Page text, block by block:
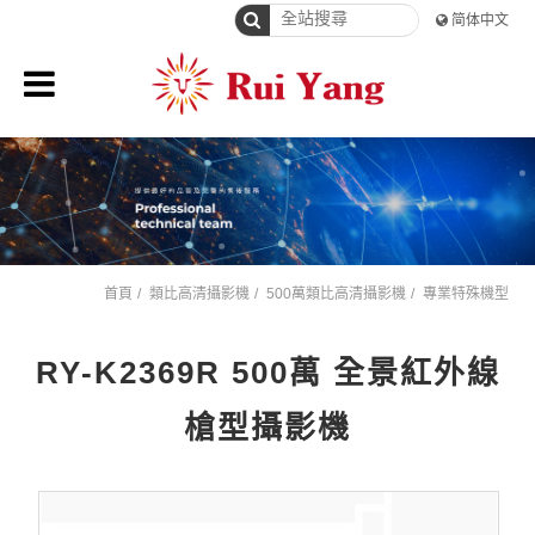
简体中文
首頁 類比高清攝影機 500萬類比高清攝影機 專業特殊機型
RY-K2369R 500萬 全景紅外線
槍型攝影機